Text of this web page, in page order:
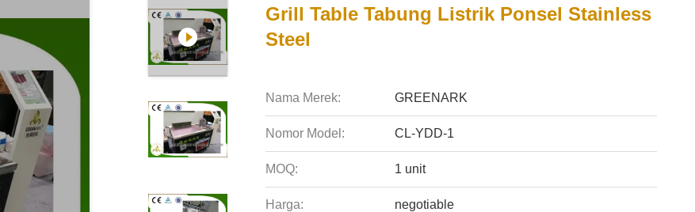
Grill Table Tabung Listrik Ponsel Stainless
Steel
Nama Merek: GREENARK
Nomor Model: CL-YDD-1
MOQ: 1 unit
Harga: negotiable